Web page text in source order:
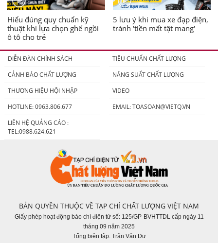
Hiểu đúng quy chuẩn kỹ
thuật khi lựa chọn ghế ngồi
ô tô cho trẻ
5 lưu ý khi mua xe đạp điện,
tránh 'tiền mất tật mang'
DIỄN ĐÀN CHÍNH SÁCH
TIÊU CHUẨN CHẤT LƯỢNG
CẢNH BÁO CHẤT LƯỢNG
NĂNG SUẤT CHẤT LƯỢNG
THƯƠNG HIỆU HỘI NHẬP
VIDEO
HOTLINE: 0963.806.677
EMAIL:TOASOAN@VIETQ.VN
LIÊN HỆ QUẢNG CÁO :
TEL:0988.624.621
BẢN QUYỀN THUỘC VỀ TẠP CHÍ CHẤT LƯỢNG VIỆT NAM
Giấy phép hoạt động báo chí điện tử số: 125/GP-BVHTTDL cấp ngày 11
tháng 09 năm 2025
Tổng biên tập: Trần Văn Dư